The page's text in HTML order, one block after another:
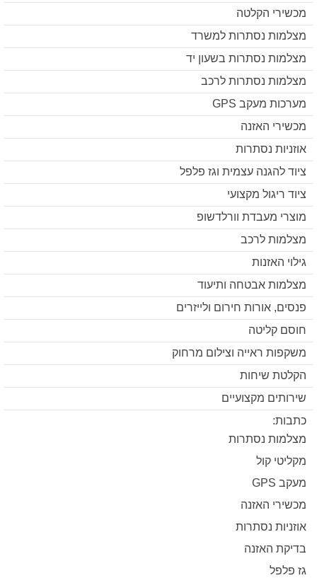
מכשירי הקלטה
מצלמות נסתרות למשרד
מצלמות נסתרות בשעון יד
מצלמות נסתרות לרכב
מערכות מעקב GPS
מכשירי האזנה
אוזניות נסתרות
ציוד להגנה עצמית וגז פלפל
ציוד ריגול מקצועי
מוצרי מעבדת וורלדשופ
מצלמות לרכב
גילוי האזנות
מצלמות אבטחה ותיעוד
פנסים, אורות חירום ולייזרים
חוסם קליטה
משקפות ראייה וצילום מרחוק
הקלטת שיחות
שירותים מקצועיים
כתבות:
מצלמות נסתרות
מקליטי קול
מעקב GPS
מכשירי האזנה
אוזניות נסתרות
בדיקת האזנה
גז פלפל